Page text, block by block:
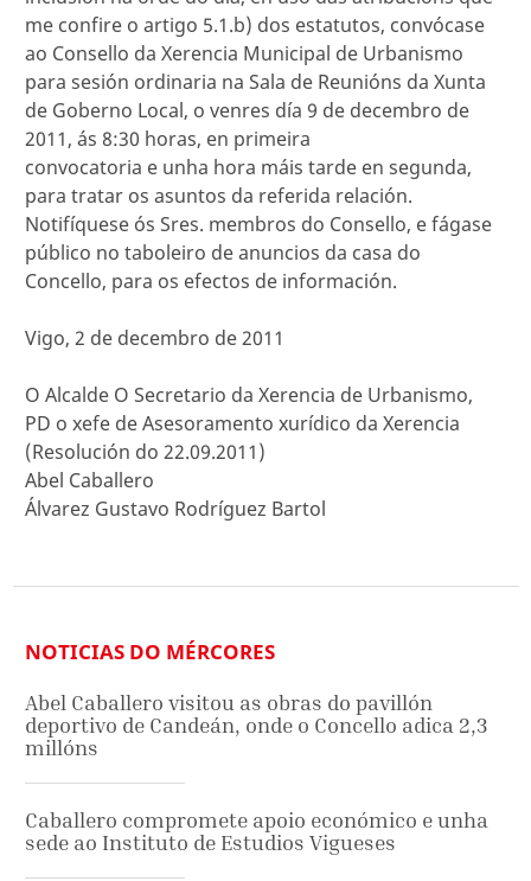
me confire o artigo 5.1.b) dos estatutos, convócase
ao Consello da Xerencia Municipal de Urbanismo
para sesión ordinaria na Sala de Reunións da Xunta
de Goberno Local, o venres día 9 de decembro de
2011, ás 8:30 horas, en primeira
convocatoria e unha hora máis tarde en segunda,
para tratar os asuntos da referida relación.
Notifíquese ós Sres. membros do Consello, e fágase
público no taboleiro de anuncios da casa do
Concello, para os efectos de información.
Vigo, 2 de decembro de 2011
O Alcalde O Secretario da Xerencia de Urbanismo,
PD o xefe de Asesoramento xurídico da Xerencia
(Resolución do 22.09.2011)
Abel Caballero
Álvarez Gustavo Rodríguez Bartol
NOTICIAS DO MÉRCORES
Abel Caballero visitou as obras do pavillón
deportivo de Candeán, onde o Concello adica 2,3
millóns
Caballero compromete apoio económico e unha
sede ao Instituto de Estudios Vigueses